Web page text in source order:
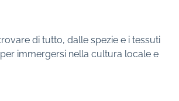
di tutto, dalle spezie e i tessuti
immergersi nella cultura locale e